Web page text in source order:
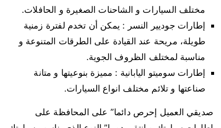
مختلف السيارات و الشاحنات الصغيرة و الحافلات.
إطارات جوديير النسر : يمكن أن تخدم لفترة زمنية
طويلة، مريحة عند القيادة على الطرقات المتنوعة و
مناسبة لمختلف الظروف الجوية.
إطارات سوميتو اليابانية : مميزة بنوعيتها و متانة
صناعتها و تلائم مختلف انواع السيارات.
صديقي العميل إحرص دائما” على المحافظة على